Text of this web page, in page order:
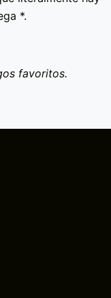
*.
favoritos.